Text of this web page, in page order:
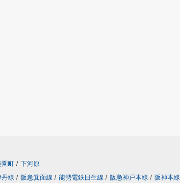
園町 / 下河原
丹線 / 阪急箕面線 / 能勢電鉄日生線 / 阪急神戸本線 / 阪神本線